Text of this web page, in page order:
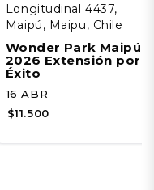
Longitudinal 4437,
Maipú, Maipu, Chile
Wonder Park Maipú
2026 Extensión por
Éxito
16 ABR
$11.500